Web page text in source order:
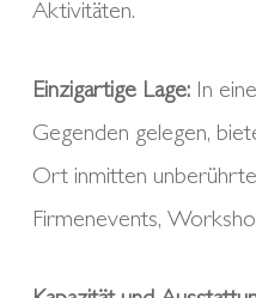
Aktivitäten.
Einzigartige Lage:In
Gegenden gelegen,
Ort inmitten
Firmenevents,